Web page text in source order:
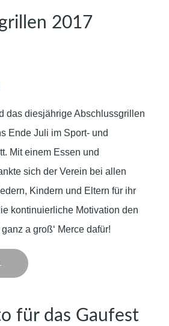
2017
das diesjährige Abschlussgrillen
Ende Juli im Sport- und
Mit einem Essen und
sich der Verein bei allen
Kindern und Eltern für ihr
kontinuierliche Motivation den
a groß‘ Merce dafür!
für das Gaufest